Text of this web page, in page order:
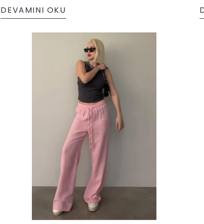
giyim trendlerinde yeniden yükselişe geçen
bu özel etekler, gardıroplarda güçlü bir
dönüş yaparken farklı vücut tiplerine hitap
etmesiyle de öne çıkıyor.
DEVAMINI OKU